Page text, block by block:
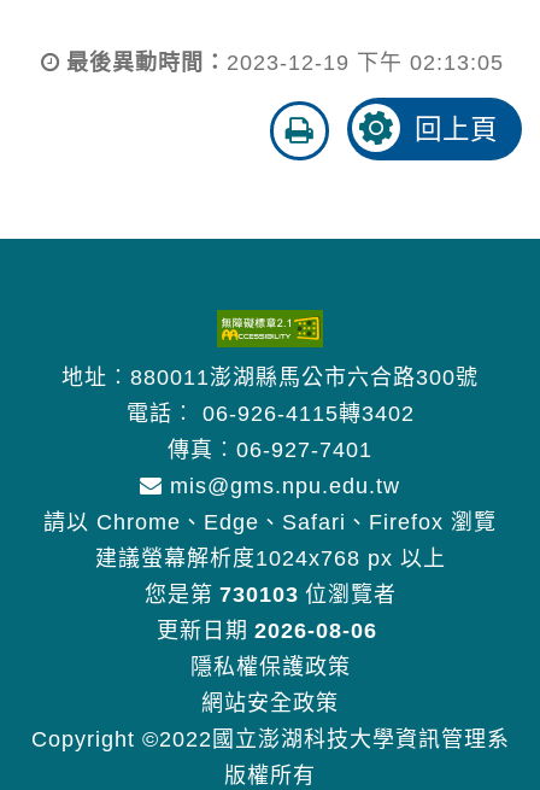
最後異動時間： 2023-12-19 下午 02:13:05
友
善
回上頁
地址︰880011澎湖縣馬公市六合路300號
電話︰ 06-926-4115轉3402
傳真︰06-927-7401
mis@gms.npu.edu.tw
請以 Chrome、Edge、Safari、Firefox 瀏覽
建議螢幕解析度1024x768 px 以上
您是第 730103 位瀏覽者
更新日期 2026-08-06
隱私權保護政策
網站安全政策
Copyright ©2022國立澎湖科技大學資訊管理系
版權所有